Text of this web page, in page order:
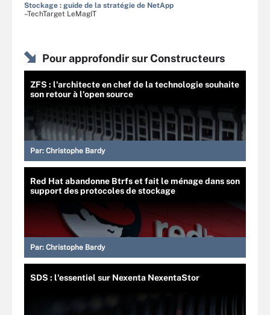
Stockage : guide de la stratégie de NetApp
–TechTarget LeMagIT
Pour approfondir sur Constructeurs
ZFS : l'architecte en chef de la technologie souhaite
son retour à l'open source
Par: Christophe Bardy
Red Hat abandonne Btrfs et fait le ménage dans son
support des protocoles de stockage
Par: Christophe Bardy
SDS : l'essentiel sur Nexenta NexentaStor